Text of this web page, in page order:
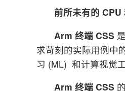
前所未有的 CPU
Arm 终端 CSS
求苛刻的实际用例中
习 (ML) 和计算视觉工
Arm 终端 CSS